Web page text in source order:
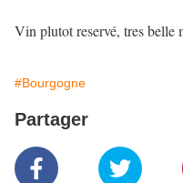
Vin plutot reservé, tres belle
#Bourgogne
Partager